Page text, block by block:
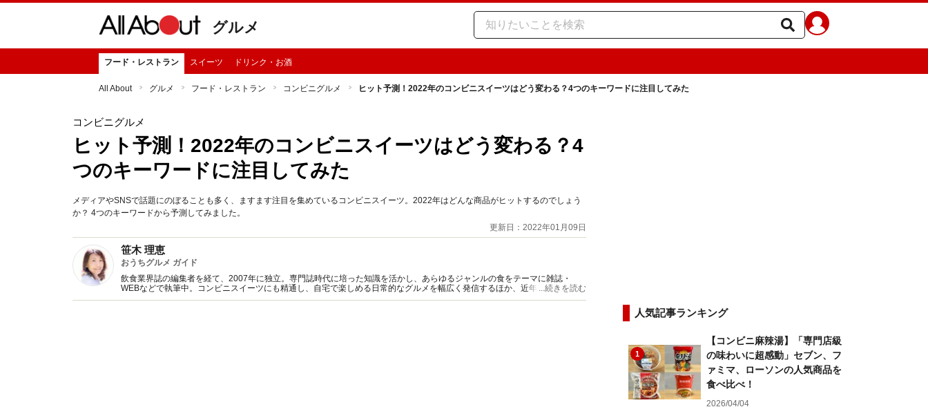
グルメ
フード・レストラン スイーツ ドリンク・お酒
All About グルメ フード・レストラン コンビニグルメ ヒット予測！2022年のコンビニスイーツはどう変わる？4つのキーワードに注目してみた
コンビニグルメ
ヒット予測！2022年のコンビニスイーツはどう変わる？4
つのキーワードに注目してみた
メディアやSNSで話題にのぼることも多く、ますます注目を集めているコンビニスイーツ。2022年はどんな商品がヒットするのでしょう
か？ 4つのキーワードから予測してみました。
更新日：2022年01月09日
笹木 理恵
おうちグルメ ガイド
飲食業界誌の編集者を経て、2007年に独立。専門誌時代に培った知識を活かし、あらゆるジャンルの食をテーマに雑誌・
WEBなどで執筆中。コンビニスイーツにも精通し、自宅で楽しめる日常的なグルメを幅広く発信するほか、近年は「食の未
来」への取り組みについても意欲的に取材活動を行っている。
...続きを読む
人気記事ランキング
1
【コンビニ麻辣湯】「専門店級
の味わいに超感動」セブン、フ
ァミマ、ローソンの人気商品を
食べ比べ！
2026/04/04